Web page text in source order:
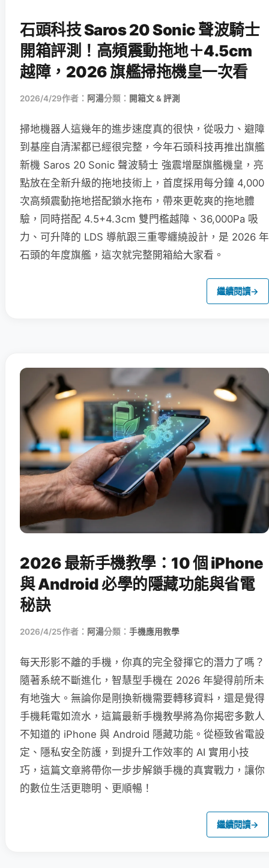
石頭科技 Saros 20 Sonic 聲波騎士
開箱評測！高頻震動拖地＋4.5cm
越障，2026 旗艦掃拖機皇一次看
2026/4/29作者： 阿湯分類： 開箱文 & 評測
掃地機器人這幾年的進步速度真的很快，從吸力、避障
到基座自清潔都已經很完整，今年石頭科技再推出旗艦
新機 Saros 20 Sonic 聲波騎士 強震增壓旗艦機皇，亮
點放在全新升級的拖地技術上，首度採用每分鐘 4,000
次高頻震動拖地搭配鎖水拖布，帶來更乾爽的拖地體
驗，同時搭配 4.5+4.3cm 雙門檻越障、36,000Pa 吸
力、可升降的 LDS 導航跟三重零纏繞設計，是 2026 年
石頭的年度旗艦，這次就完整開箱給大家看。
繼續閱讀→
2026 最新手機教學：10 個 iPhone
與 Android 必學的隱藏功能與省電
秘訣
2026/4/25作者： 阿湯分類： 手機應用教學
每天形影不離的手機，你真的完全發揮它的潛力了嗎？
隨著系統不斷進化，智慧型手機在 2026 年變得前所未
有地強大。無論你是剛換新機需要轉移資料，還是覺得
手機耗電如流水，這篇最新手機教學將為你揭密多數人
不知道的 iPhone 與 Android 隱藏功能。從極致省電設
定、隱私安全防護，到提升工作效率的 AI 實用小技
巧，這篇文章將帶你一步步解鎖手機的真實戰力，讓你
的數位生活更聰明、更順暢！
繼續閱讀→